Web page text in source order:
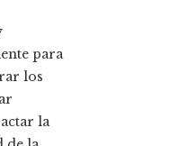
para
los
la